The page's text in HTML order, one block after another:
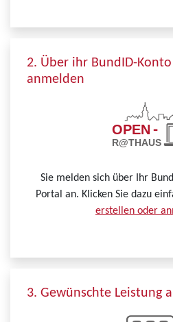
2. Über ihr BundID-
anmelden
Sie melden sich über Ihr
Portal an. Klicken Sie dazu
erstellen oder
3. Gewünschte Leistung